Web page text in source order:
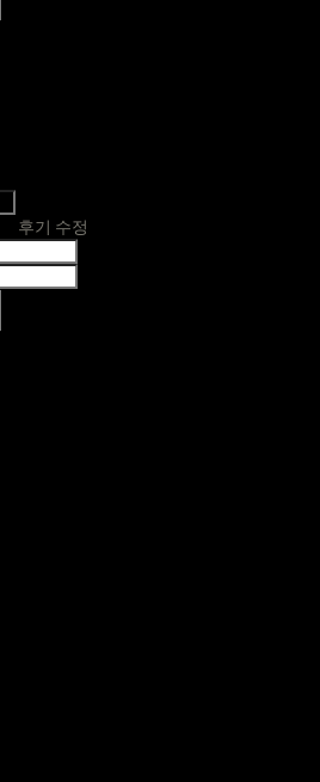
후기 수정